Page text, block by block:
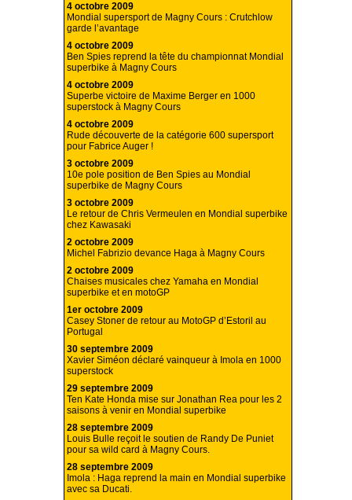
4 octobre 2009
Mondial supersport de Magny Cours : Crutchlow
garde l’avantage
4 octobre 2009
Ben Spies reprend la tête du championnat Mondial
superbike à Magny Cours
4 octobre 2009
Superbe victoire de Maxime Berger en 1000
superstock à Magny Cours
4 octobre 2009
Rude découverte de la catégorie 600 supersport
pour Fabrice Auger !
3 octobre 2009
10e pole position de Ben Spies au Mondial
superbike de Magny Cours
3 octobre 2009
Le retour de Chris Vermeulen en Mondial superbike
chez Kawasaki
2 octobre 2009
Michel Fabrizio devance Haga à Magny Cours
2 octobre 2009
Chaises musicales chez Yamaha en Mondial
superbike et en motoGP
1er octobre 2009
Casey Stoner de retour au MotoGP d’Estoril au
Portugal
30 septembre 2009
Xavier Siméon déclaré vainqueur à Imola en 1000
superstock
29 septembre 2009
Ten Kate Honda mise sur Jonathan Rea pour les 2
saisons à venir en Mondial superbike
28 septembre 2009
Louis Bulle reçoit le soutien de Randy De Puniet
pour sa wild card à Magny Cours.
28 septembre 2009
Imola : Haga reprend la main en Mondial superbike
avec sa Ducati.